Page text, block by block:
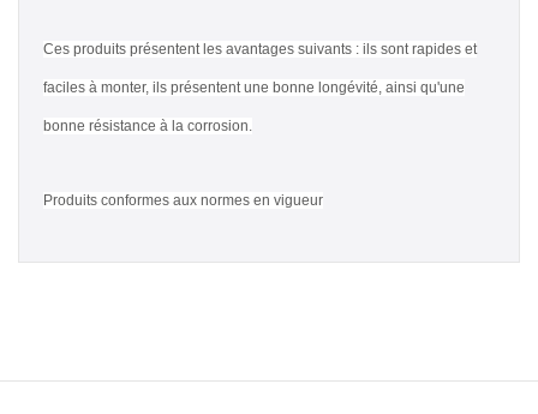
Ces produits présentent les avantages suivants : ils sont rapides et
faciles à monter, ils présentent une bonne longévité, ainsi qu'une
bonne résistance à la corrosion.
Produits conformes aux normes en vigueur